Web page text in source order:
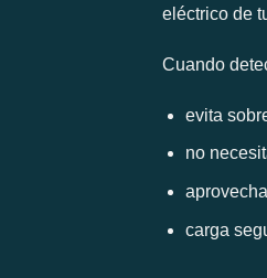
eléctrico de
Cuando
evita
no
carga